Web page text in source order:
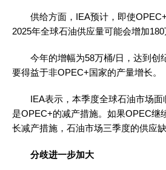
供给方面，IEA预计，即使OPEC+
2025年全球石油供应量可能会增加180
今年的增幅为58万桶/日，达到创
要得益于非OPEC+国家的产量增长。
IEA表示，本季度全球石油市场面
是OPEC+的减产措施。如果OPEC继
长减产措施，石油市场三季度的供应
分歧进一步加大